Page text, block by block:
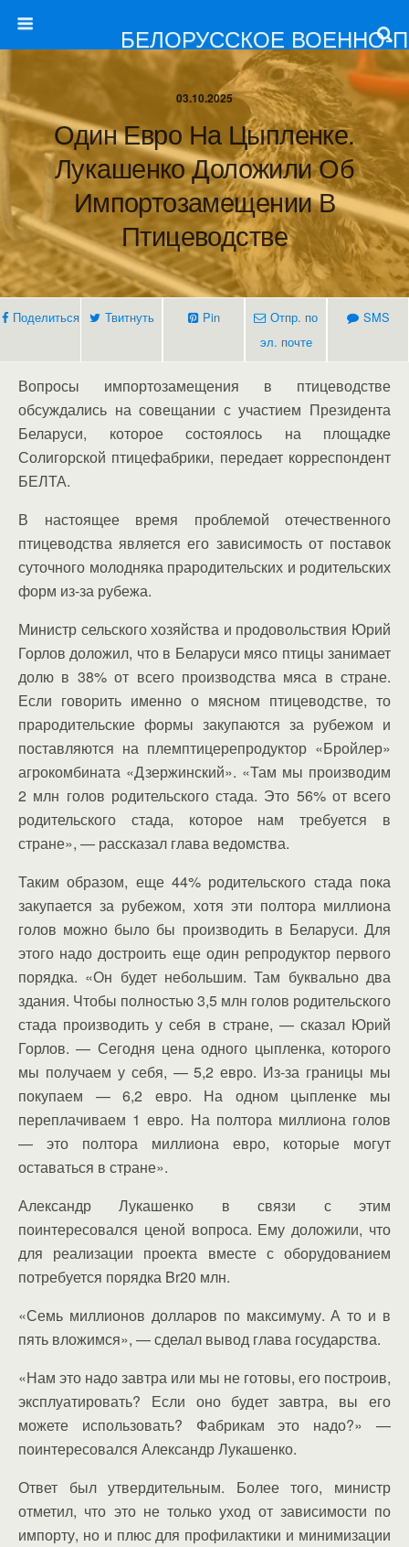
БЕЛОРУССКОЕ ВОЕННО-
03.10.2025
Один Евро На Цыпленке.
Лукашенко Доложили Об
Импортозамещении В
Птицеводстве
Поделиться Твитнуть Pin
Отпр. по
эл. почте
SMS
Вопросы импортозамещения в птицеводстве
обсуждались на совещании с участием Президента
Беларуси, которое состоялось на площадке
Солигорской птицефабрики, передает корреспондент
БЕЛТА.
В настоящее время проблемой отечественного
птицеводства является его зависимость от поставок
суточного молодняка прародительских и родительских
форм из-за рубежа.
Министр сельского хозяйства и продовольствия Юрий
Горлов доложил, что в Беларуси мясо птицы занимает
долю в 38% от всего производства мяса в стране.
Если говорить именно о мясном птицеводстве, то
прародительские формы закупаются за рубежом и
поставляются на племптицерепродуктор «Бройлер»
агрокомбината «Дзержинский». «Там мы производим
2 млн голов родительского стада. Это 56% от всего
родительского стада, которое нам требуется в
стране», — рассказал глава ведомства.
Таким образом, еще 44% родительского стада пока
закупается за рубежом, хотя эти полтора миллиона
голов можно было бы производить в Беларуси. Для
этого надо достроить еще один репродуктор первого
порядка. «Он будет небольшим. Там буквально два
здания. Чтобы полностью 3,5 млн голов родительского
стада производить у себя в стране, — сказал Юрий
Горлов. — Сегодня цена одного цыпленка, которого
мы получаем у себя, — 5,2 евро. Из-за границы мы
покупаем — 6,2 евро. На одном цыпленке мы
переплачиваем 1 евро. На полтора миллиона голов
— это полтора миллиона евро, которые могут
оставаться в стране».
Александр Лукашенко в связи с этим
поинтересовался ценой вопроса. Ему доложили, что
для реализации проекта вместе с оборудованием
потребуется порядка Br20 млн.
«Семь миллионов долларов по максимуму. А то и в
пять вложимся», — сделал вывод глава государства.
«Нам это надо завтра или мы не готовы, его построив,
эксплуатировать? Если оно будет завтра, вы его
можете использовать? Фабрикам это надо?» —
поинтересовался Александр Лукашенко.
Ответ был утвердительным. Более того, министр
отметил, что это не только уход от зависимости по
импорту, но и плюс для профилактики и минимизации